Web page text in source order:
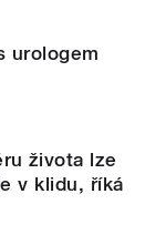
urologem
života lze
v klidu, říká